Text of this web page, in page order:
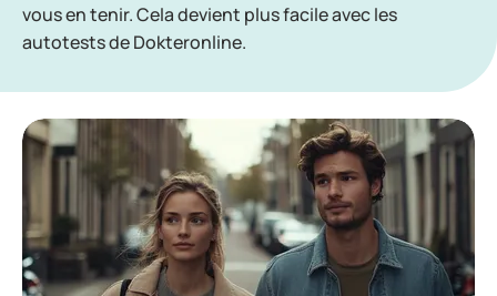
vous en tenir. Cela devient plus facile avec les
autotests de Dokteronline.